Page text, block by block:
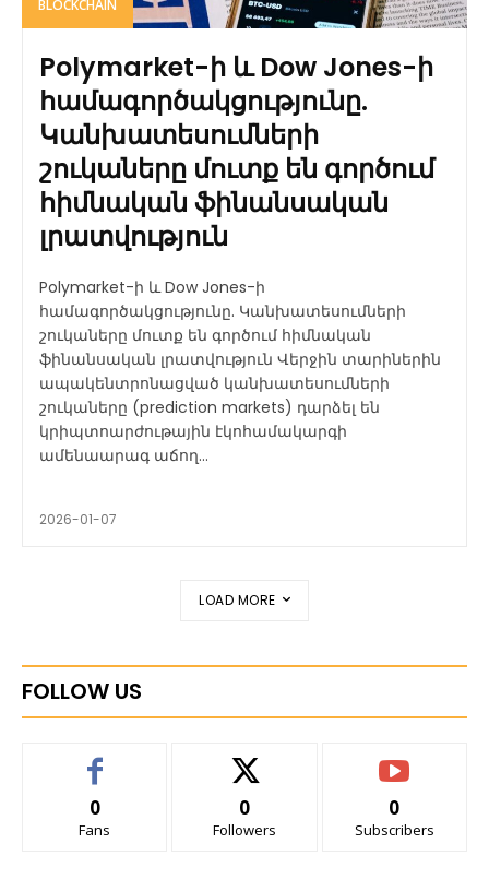
BLOCKCHAIN
Polymarket-ի և Dow Jones-ի
համագործակցությունը.
Կանխատեսումների
շուկաները մուտք են գործում
հիմնական ֆինանսական
լրատվություն
Polymarket-ի և Dow Jones-ի
համագործակցությունը. Կանխատեսումների
շուկաները մուտք են գործում հիմնական
ֆինանսական լրատվություն Վերջին տարիներին
ապակենտրոնացված կանխատեսումների
շուկաները (prediction markets) դարձել են
կրիպտոարժութային էկոհամակարգի
ամենաարագ աճող...
2026-01-07
LOAD MORE
FOLLOW US
0
Fans
0
Followers
0
Subscribers